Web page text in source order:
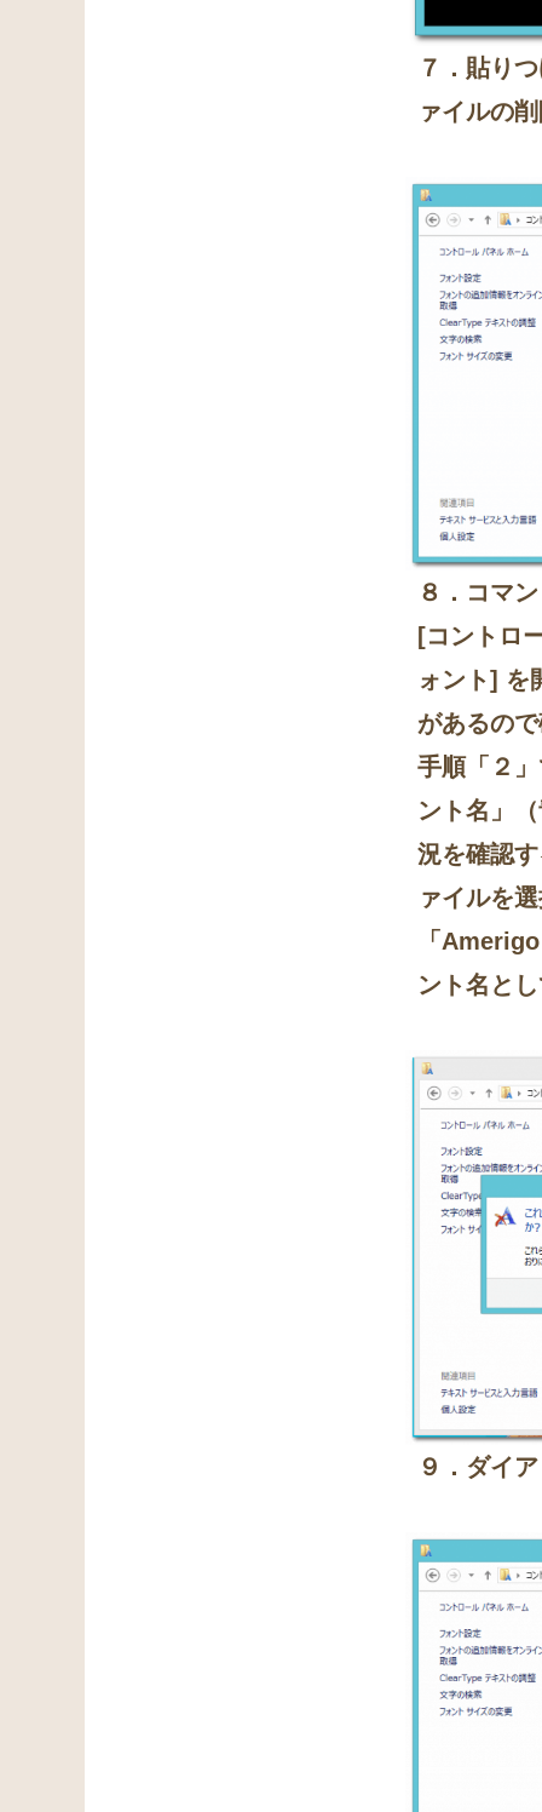
７．貼り
ァイルの
８．コマ
[コントロ
ォント] を
があるの
手順「２
ント名」
況を確認
ァイルを
「
ント名と
９．ダイ